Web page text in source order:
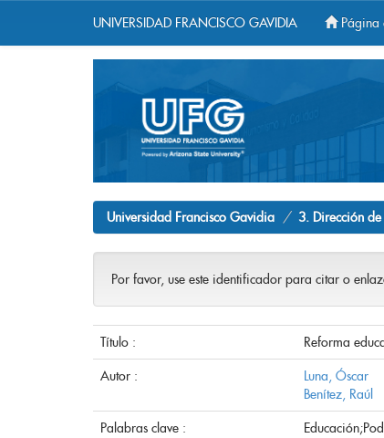
UNIVERSIDAD FRANCISCO GAVIDIA Página
Universidad Francisco Gavidia 3. Dirección de
Por favor, use este identificador para citar o
Título : Reforma
Autor :
Luna, Óscar
Benítez, Raúl
Palabras clave :